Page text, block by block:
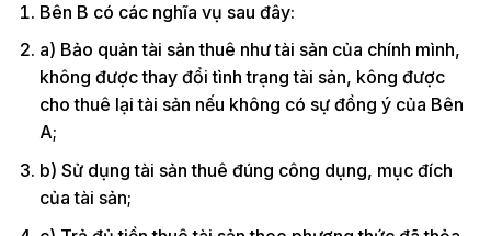
Bên B có các nghĩa vụ sau đây:
a) Bảo quản tài sản thuê như tài sản của chính mình,
không được thay đổi tình trạng tài sản, kông được
cho thuê lại tài sản nếu không có sự đồng ý của Bên
A;
b) Sử dụng tài sản thuê đúng công dụng, mục đích
của tài sản;